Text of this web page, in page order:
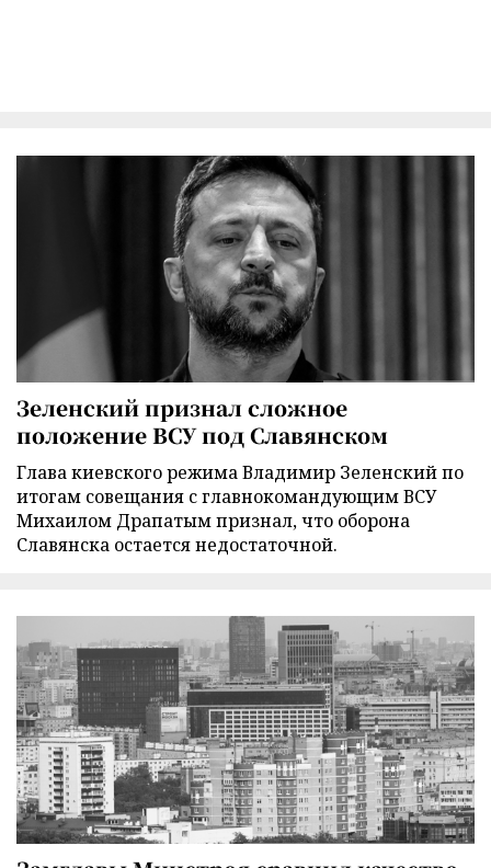
Зеленский признал сложное
положение ВСУ под Славянском
Глава киевского режима Владимир Зеленский по
итогам совещания с главнокомандующим ВСУ
Михаилом Драпатым признал, что оборона
Славянска остается недостаточной.